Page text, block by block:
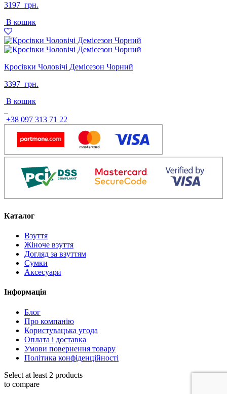
3197 грн.
В кошик
Кросівки Чоловічі Демісезон Чорний
3397 грн.
В кошик
+38 097 313 71 22
Каталог
Взуття
Жіноче взуття
Догляд за взуттям
Сумки
Аксесуари
Інформація
Блог
Про компанію
Користувацька угода
Оплата і доставка
Умови повернення товару
Політика конфіденційності
Select at least 2 products
to compare